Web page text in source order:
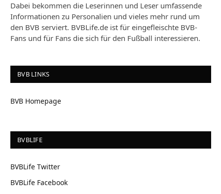
Dabei bekommen die Leserinnen und Leser umfassende
Informationen zu Personalien und vieles mehr rund um
den BVB serviert. BVBLife.de ist für eingefleischte BVB-
Fans und für Fans die sich für den Fußball interessieren.
BVB LINKS
BVB Homepage
BVBLIFE
BVBLife Twitter
BVBLife Facebook